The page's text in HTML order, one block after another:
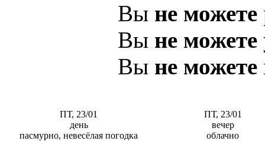
Вы не можете
Вы не можете
Вы не можете
ПТ, 23/01
день
пасмурно, невесёлая погодка
ПТ, 23/01
вечер
облачно